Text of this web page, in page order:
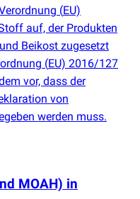
(EU)
auf, der Produkten
Beikost zugesetzt
(EU) 2016/127
vor, dass der
von
werden muss.
MOAH) in